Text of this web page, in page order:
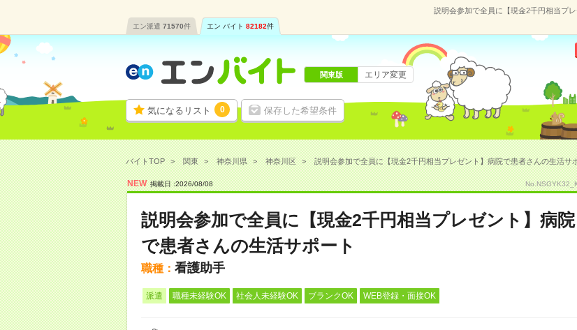
説明会参加で全員に【現金2千円相当プ
エン派遣 71570件 エン バイト 82182件
気になるリスト 0 保存した希望条件
関東版 エリア変更
バイトTOP 関東 神奈川県 神奈川区 説明会参加で全員に【現金2千円相当プレゼント】病院で患者さんの生活サ
NEW 掲載日 :2026/08/08
説明会参加で全員に【現金2千円相当プレゼント】病院
で患者さんの生活サポート
職種： 看護助手
派遣 職種未経験OK 社会人未経験OK ブランクOK WEB登録・面接OK